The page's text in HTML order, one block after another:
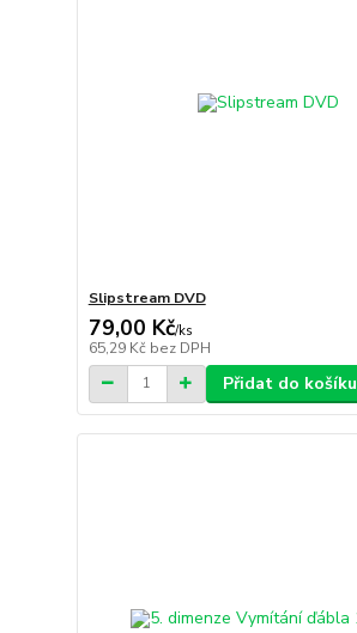
Slipstream DVD
79,00 Kč/ks
65,29 Kč bez DPH
Přidat do košíku